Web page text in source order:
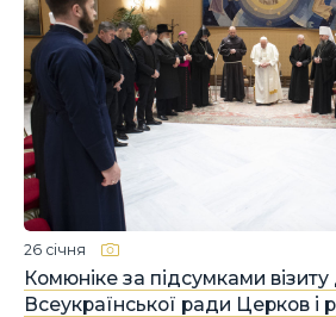
Комюніке за підсумками візиту
Всеукраїнської ради Церков і
26 січня